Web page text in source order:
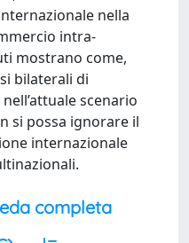
nella
intra-
mostrano come,
bilaterali di
scenario
si possa ignorare il
internazionale
completa